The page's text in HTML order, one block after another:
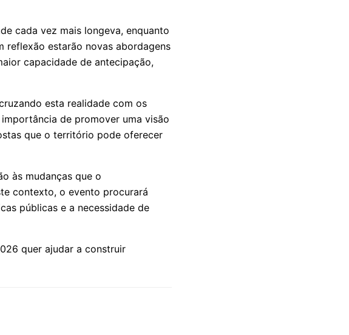
cada vez mais longeva, enquanto
reflexão estarão novas abordagens
capacidade de antecipação,
esta realidade com os
de promover uma visão
que o território pode oferecer
às mudanças que o
contexto, o evento procurará
públicas e a necessidade de
quer ajudar a construir